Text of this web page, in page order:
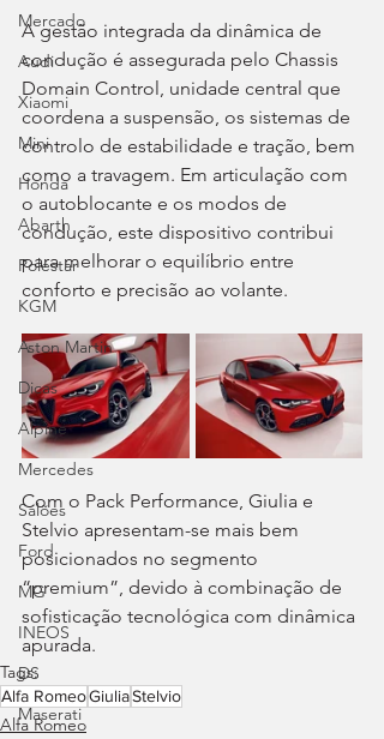
Mercado
Audi
Xiaomi
Mini
Honda
Abarth
Polestar
KGM
Aston Martin
Dicas
Alpine
Mercedes
Salões
Ford
MG
INEOS
DS
Maserati
A gestão integrada da dinâmica de
condução é assegurada pelo Chassis
Domain Control, unidade central que
coordena a suspensão, os sistemas de
controlo de estabilidade e tração, bem
como a travagem. Em articulação com
o autoblocante e os modos de
condução, este dispositivo contribui
para melhorar o equilíbrio entre
conforto e precisão ao volante.
Com o Pack Performance, Giulia e
Stelvio apresentam-se mais bem
posicionados no segmento
“premium”, devido à combinação de
sofisticação tecnológica com dinâmica
apurada.
Tags:
Alfa RomeoGiuliaStelvio
Alfa Romeo